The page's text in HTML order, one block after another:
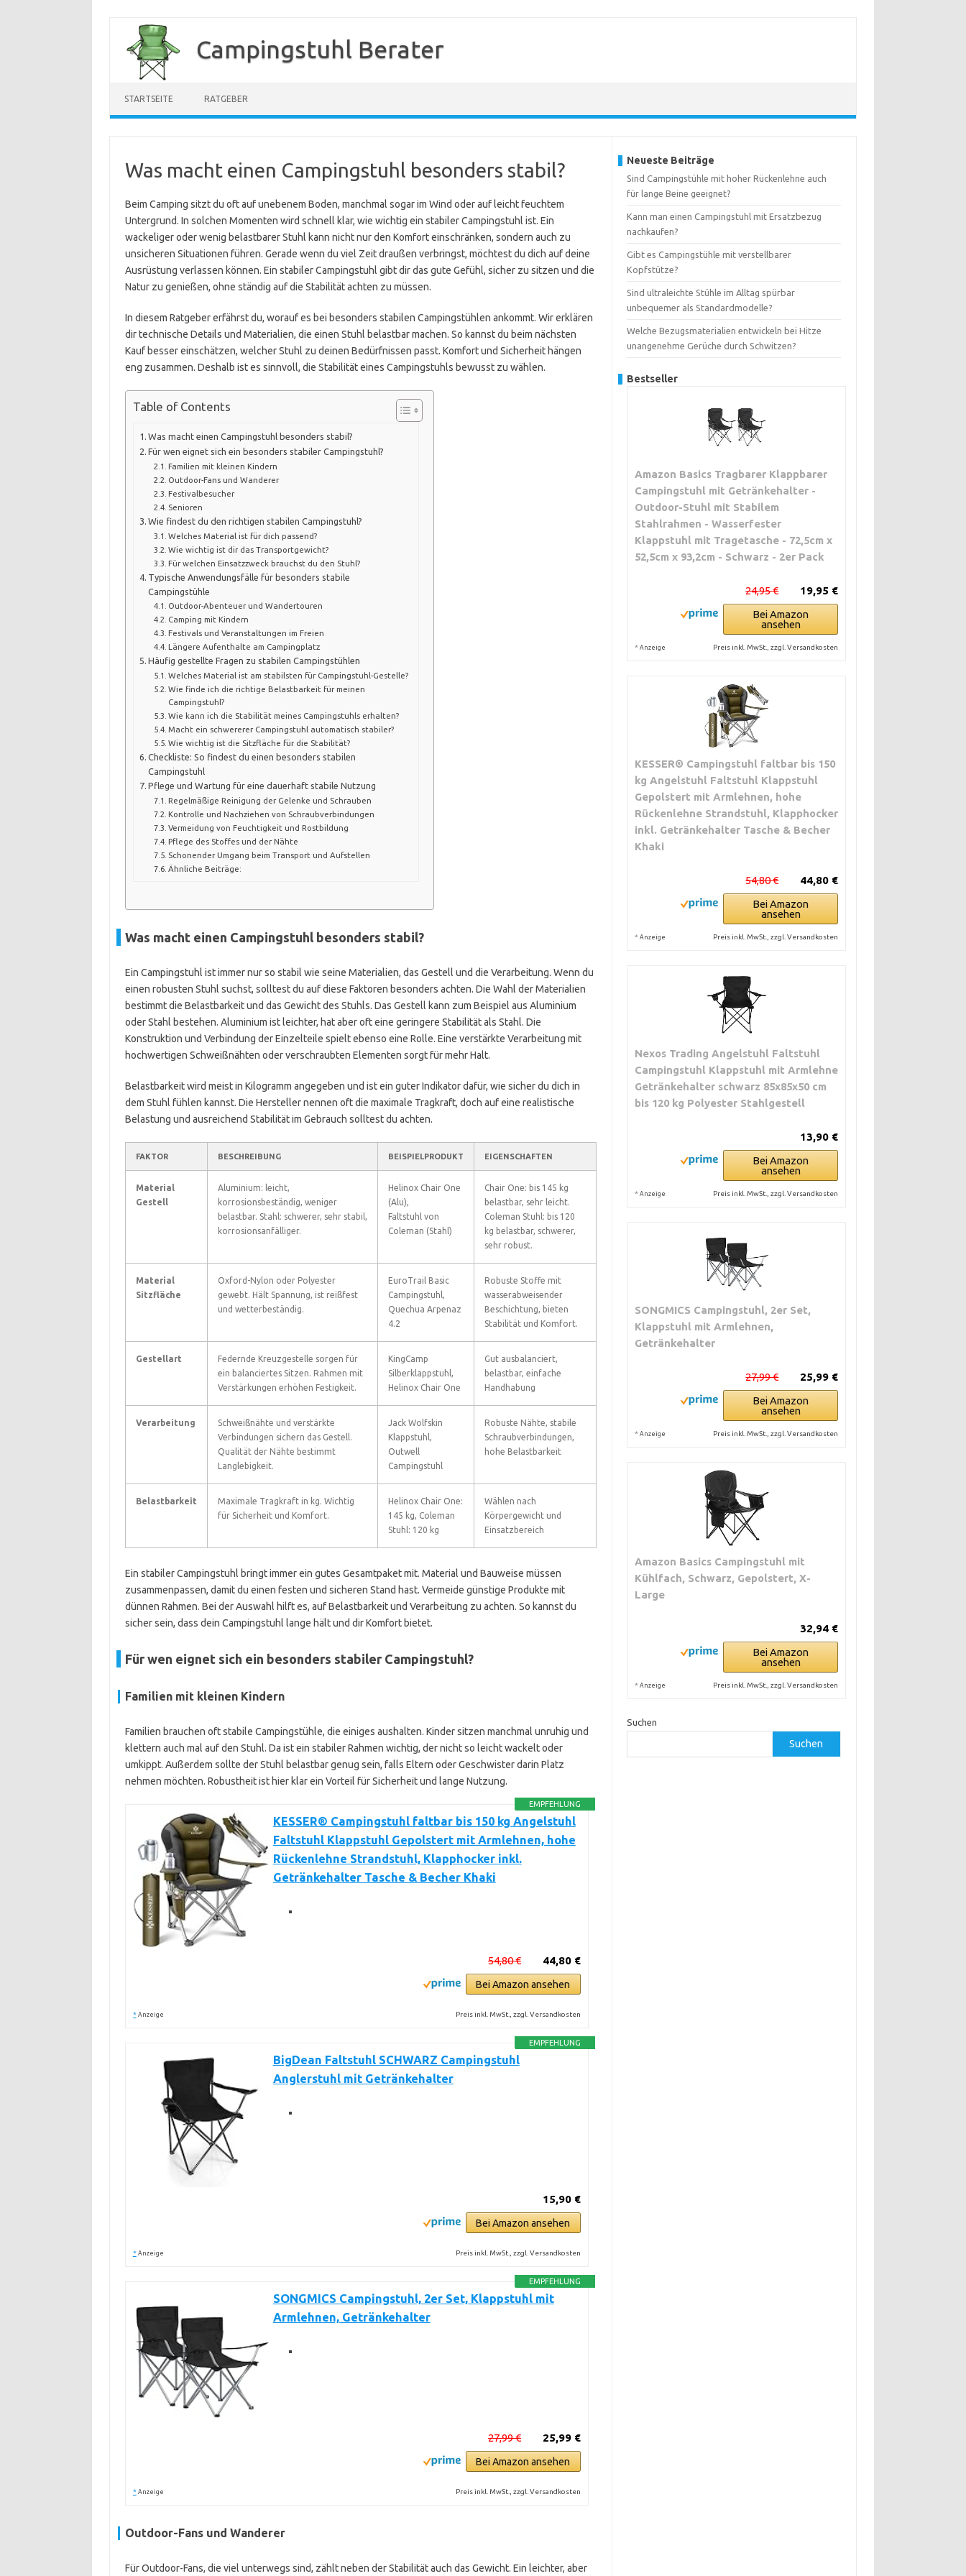
springen
Campingstuhl Berater
STARTSEITE RATGEBER
Was macht einen Campingstuhl besonders stabil?
Beim Camping sitzt du oft auf unebenem Boden, manchmal sogar im Wind oder auf leicht feuchtem
Untergrund. In solchen Momenten wird schnell klar, wie wichtig ein stabiler Campingstuhl ist. Ein
wackeliger oder wenig belastbarer Stuhl kann nicht nur den Komfort einschränken, sondern auch zu
unsicheren Situationen führen. Gerade wenn du viel Zeit draußen verbringst, möchtest du dich auf deine
Ausrüstung verlassen können. Ein stabiler Campingstuhl gibt dir das gute Gefühl, sicher zu sitzen und die
Natur zu genießen, ohne ständig auf die Stabilität achten zu müssen.
In diesem Ratgeber erfährst du, worauf es bei besonders stabilen Campingstühlen ankommt. Wir erklären
dir technische Details und Materialien, die einen Stuhl belastbar machen. So kannst du beim nächsten
Kauf besser einschätzen, welcher Stuhl zu deinen Bedürfnissen passt. Komfort und Sicherheit hängen
eng zusammen. Deshalb ist es sinnvoll, die Stabilität eines Campingstuhls bewusst zu wählen.
Table of Contents
Was macht einen Campingstuhl besonders stabil?
Für wen eignet sich ein besonders stabiler Campingstuhl?
Familien mit kleinen Kindern
Outdoor-Fans und Wanderer
Festivalbesucher
Senioren
Wie findest du den richtigen stabilen Campingstuhl?
Welches Material ist für dich passend?
Wie wichtig ist dir das Transportgewicht?
Für welchen Einsatzzweck brauchst du den Stuhl?
Typische Anwendungsfälle für besonders stabile
Campingstühle
Outdoor-Abenteuer und Wandertouren
Camping mit Kindern
Festivals und Veranstaltungen im Freien
Längere Aufenthalte am Campingplatz
Häufig gestellte Fragen zu stabilen Campingstühlen
Welches Material ist am stabilsten für Campingstuhl-Gestelle?
Wie finde ich die richtige Belastbarkeit für meinen
Campingstuhl?
Wie kann ich die Stabilität meines Campingstuhls erhalten?
Macht ein schwererer Campingstuhl automatisch stabiler?
Wie wichtig ist die Sitzfläche für die Stabilität?
Checkliste: So findest du einen besonders stabilen
Campingstuhl
Pflege und Wartung für eine dauerhaft stabile Nutzung
Regelmäßige Reinigung der Gelenke und Schrauben
Kontrolle und Nachziehen von Schraubverbindungen
Vermeidung von Feuchtigkeit und Rostbildung
Pflege des Stoffes und der Nähte
Schonender Umgang beim Transport und Aufstellen
Ähnliche Beiträge:
Was macht einen Campingstuhl besonders stabil?
Ein Campingstuhl ist immer nur so stabil wie seine Materialien, das Gestell und die Verarbeitung. Wenn du
einen robusten Stuhl suchst, solltest du auf diese Faktoren besonders achten. Die Wahl der Materialien
bestimmt die Belastbarkeit und das Gewicht des Stuhls. Das Gestell kann zum Beispiel aus Aluminium
oder Stahl bestehen. Aluminium ist leichter, hat aber oft eine geringere Stabilität als Stahl. Die
Konstruktion und Verbindung der Einzelteile spielt ebenso eine Rolle. Eine verstärkte Verarbeitung mit
hochwertigen Schweißnähten oder verschraubten Elementen sorgt für mehr Halt.
Belastbarkeit wird meist in Kilogramm angegeben und ist ein guter Indikator dafür, wie sicher du dich in
dem Stuhl fühlen kannst. Die Hersteller nennen oft die maximale Tragkraft, doch auf eine realistische
Belastung und ausreichend Stabilität im Gebrauch solltest du achten.
FAKTOR BESCHREIBUNG BEISPIELPRODUKT EIGENSCHAFTEN
Material
Gestell
Aluminium: leicht,
korrosionsbeständig, weniger
belastbar. Stahl: schwerer, sehr stabil,
korrosionsanfälliger.
Helinox Chair One
(Alu),
Faltstuhl von
Coleman (Stahl)
Chair One: bis 145 kg
belastbar, sehr leicht.
Coleman Stuhl: bis 120
kg belastbar, schwerer,
sehr robust.
Material
Sitzfläche
Oxford-Nylon oder Polyester
gewebt. Hält Spannung, ist reißfest
und wetterbeständig.
EuroTrail Basic
Campingstuhl,
Quechua Arpenaz
4.2
Robuste Stoffe mit
wasserabweisender
Beschichtung, bieten
Stabilität und Komfort.
Gestellart
Federnde Kreuzgestelle sorgen für
ein balanciertes Sitzen. Rahmen mit
Verstärkungen erhöhen Festigkeit.
KingCamp
Silberklappstuhl,
Helinox Chair One
Gut ausbalanciert,
belastbar, einfache
Handhabung
Verarbeitung
Schweißnähte und verstärkte
Verbindungen sichern das Gestell.
Qualität der Nähte bestimmt
Langlebigkeit.
Jack Wolfskin
Klappstuhl,
Outwell
Campingstuhl
Robuste Nähte, stabile
Schraubverbindungen,
hohe Belastbarkeit
Belastbarkeit
Maximale Tragkraft in kg. Wichtig
für Sicherheit und Komfort.
Helinox Chair One:
145 kg, Coleman
Stuhl: 120 kg
Wählen nach
Körpergewicht und
Einsatzbereich
Ein stabiler Campingstuhl bringt immer ein gutes Gesamtpaket mit. Material und Bauweise müssen
zusammenpassen, damit du einen festen und sicheren Stand hast. Vermeide günstige Produkte mit
dünnen Rahmen. Bei der Auswahl hilft es, auf Belastbarkeit und Verarbeitung zu achten. So kannst du
sicher sein, dass dein Campingstuhl lange hält und dir Komfort bietet.
Für wen eignet sich ein besonders stabiler Campingstuhl?
Familien mit kleinen Kindern
Familien brauchen oft stabile Campingstühle, die einiges aushalten. Kinder sitzen manchmal unruhig und
klettern auch mal auf den Stuhl. Da ist ein stabiler Rahmen wichtig, der nicht so leicht wackelt oder
umkippt. Außerdem sollte der Stuhl belastbar genug sein, falls Eltern oder Geschwister darin Platz
nehmen möchten. Robustheit ist hier klar ein Vorteil für Sicherheit und lange Nutzung.
EMPFEHLUNG
KESSER® Campingstuhl faltbar bis 150 kg Angelstuhl
Faltstuhl Klappstuhl Gepolstert mit Armlehnen, hohe
Rückenlehne Strandstuhl, Klapphocker inkl.
Getränkehalter Tasche & Becher Khaki
44,80 €
54,80 €
Bei Amazon ansehen
* Anzeige Preis inkl. MwSt., zzgl. Versandkosten
EMPFEHLUNG
BigDean Faltstuhl SCHWARZ Campingstuhl
Anglerstuhl mit Getränkehalter
15,90 €
Bei Amazon ansehen
* Anzeige Preis inkl. MwSt., zzgl. Versandkosten
EMPFEHLUNG
SONGMICS Campingstuhl, 2er Set, Klappstuhl mit
Armlehnen, Getränkehalter
25,99 €
27,99 €
Bei Amazon ansehen
* Anzeige Preis inkl. MwSt., zzgl. Versandkosten
Outdoor-Fans und Wanderer
Für Outdoor-Fans, die viel unterwegs sind, zählt neben der Stabilität auch das Gewicht. Ein leichter, aber
Neueste Beiträge
Sind Campingstühle mit hoher Rückenlehne auch
für lange Beine geeignet?
Kann man einen Campingstuhl mit Ersatzbezug
nachkaufen?
Gibt es Campingstühle mit verstellbarer
Kopfstütze?
Sind ultraleichte Stühle im Alltag spürbar
unbequemer als Standardmodelle?
Welche Bezugsmaterialien entwickeln bei Hitze
unangenehme Gerüche durch Schwitzen?
Bestseller
Amazon Basics Tragbarer Klappbarer
Campingstuhl mit Getränkehalter -
Outdoor-Stuhl mit Stabilem
Stahlrahmen - Wasserfester
Klappstuhl mit Tragetasche - 72,5cm x
52,5cm x 93,2cm - Schwarz - 2er Pack
19,95 €
24,95 €
Bei Amazon
ansehen
* Anzeige Preis inkl. MwSt., zzgl. Versandkosten
KESSER® Campingstuhl faltbar bis 150
kg Angelstuhl Faltstuhl Klappstuhl
Gepolstert mit Armlehnen, hohe
Rückenlehne Strandstuhl, Klapphocker
inkl. Getränkehalter Tasche & Becher
Khaki
44,80 €
54,80 €
Bei Amazon
ansehen
* Anzeige Preis inkl. MwSt., zzgl. Versandkosten
Nexos Trading Angelstuhl Faltstuhl
Campingstuhl Klappstuhl mit Armlehne
Getränkehalter schwarz 85x85x50 cm
bis 120 kg Polyester Stahlgestell
13,90 €
Bei Amazon
ansehen
* Anzeige Preis inkl. MwSt., zzgl. Versandkosten
SONGMICS Campingstuhl, 2er Set,
Klappstuhl mit Armlehnen,
Getränkehalter
25,99 €
27,99 €
Bei Amazon
ansehen
* Anzeige Preis inkl. MwSt., zzgl. Versandkosten
Amazon Basics Campingstuhl mit
Kühlfach, Schwarz, Gepolstert, X-
Large
32,94 €
Bei Amazon
ansehen
* Anzeige Preis inkl. MwSt., zzgl. Versandkosten
Suchen
Suchen